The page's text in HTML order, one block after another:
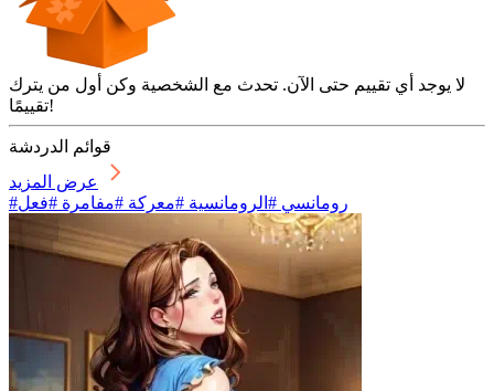
لا يوجد أي تقييم حتى الآن. تحدث مع الشخصية وكن أول من يترك
تقييمًا!
قوائم الدردشة
عرض المزيد
#رومانسي #الرومانسية #معركة #مفامرة #فعل